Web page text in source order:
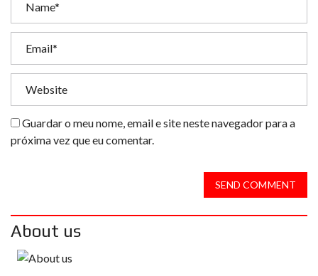
Guardar o meu nome, email e site neste navegador para a
próxima vez que eu comentar.
SEND COMMENT
About us